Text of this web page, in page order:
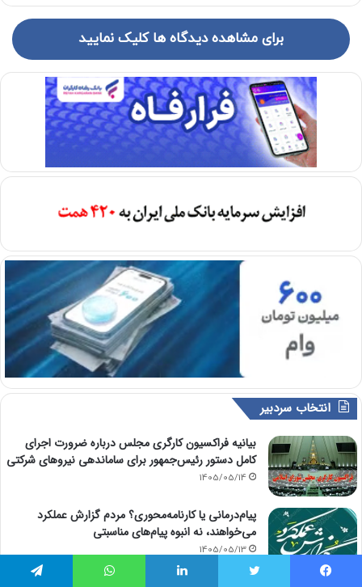
برای مشاهده دیدگاه ها کلیک نمایید
انتخاب سردبیر
بیانیه فراکسیون کارگری مجلس درباره ضرورت اجرای
کامل دستور رئیس‌جمهور برای ساماندهی نیروهای شرکتی
1405/05/14
پیام‌درمانی یا کارنامه‌محوری؟ مردم گزارش عملکرد
می‌خواهند، نه انبوه پیام‌های مناسبتی
1405/05/13